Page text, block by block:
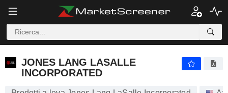
JONES LANG LASALLE
INCORPORATED